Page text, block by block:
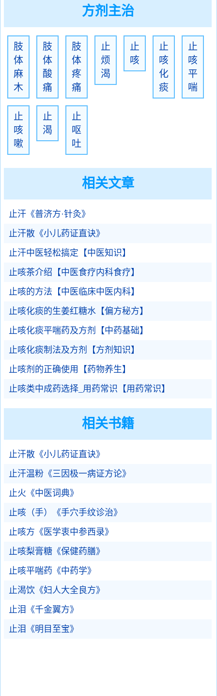
方剂主治
肢
体
麻
木
肢
体
酸
痛
肢
体
疼
痛
止
烦
渴
止
咳
止
咳
化
痰
止
咳
平
喘
止
咳
嗽
止
渴
止
呕
吐
相关文章
止汗《普济方·针灸》
止汗散《小儿药证直诀》
止汗中医轻松搞定【中医知识】
止咳茶介绍【中医食疗内科食疗】
止咳的方法【中医临床中医内科】
止咳化痰的生姜红糖水【偏方秘方】
止咳化痰平喘药及方剂【中药基础】
止咳化痰制法及方剂【方剂知识】
止咳剂的正确使用【药物养生】
止咳类中成药选择_用药常识【用药常识】
相关书籍
止汗散《小儿药证直诀》
止汗温粉《三因极一病证方论》
止火《中医词典》
止咳（手）《手穴手纹诊治》
止咳方《医学衷中参西录》
止咳梨膏糖《保健药膳》
止咳平喘药《中药学》
止渴饮《妇人大全良方》
止泪《千金翼方》
止泪《明目至宝》